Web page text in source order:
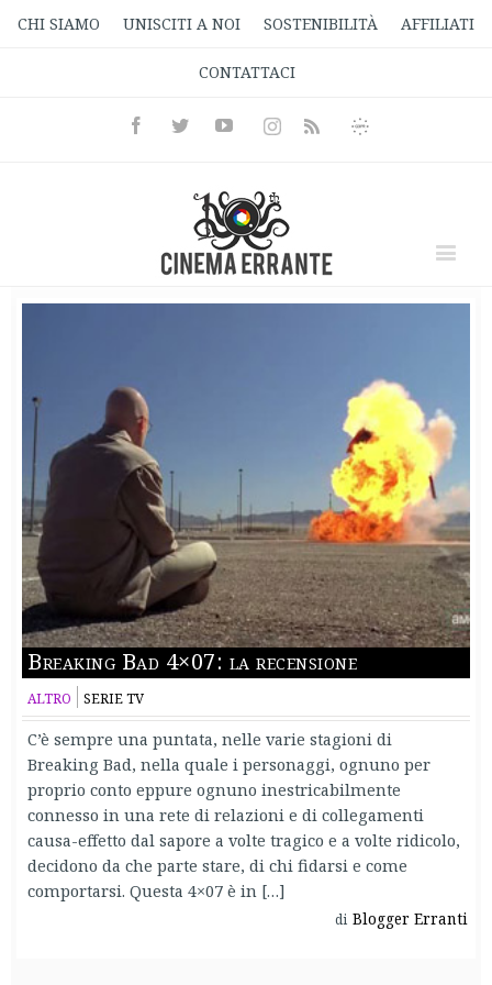
CHI SIAMO UNISCITI A NOI SOSTENIBILITÀ AFFILIATI
CONTATTACI
FacebookTwitterYoutubeInstagramRss
Informativa
Breaking Bad 4×07: la recensione
ALTRO SERIE TV
C’è sempre una puntata, nelle varie stagioni di
Breaking Bad, nella quale i personaggi, ognuno per
proprio conto eppure ognuno inestricabilmente
connesso in una rete di relazioni e di collegamenti
causa-effetto dal sapore a volte tragico e a volte ridicolo,
decidono da che parte stare, di chi fidarsi e come
comportarsi. Questa 4×07 è in […]
di Blogger Erranti